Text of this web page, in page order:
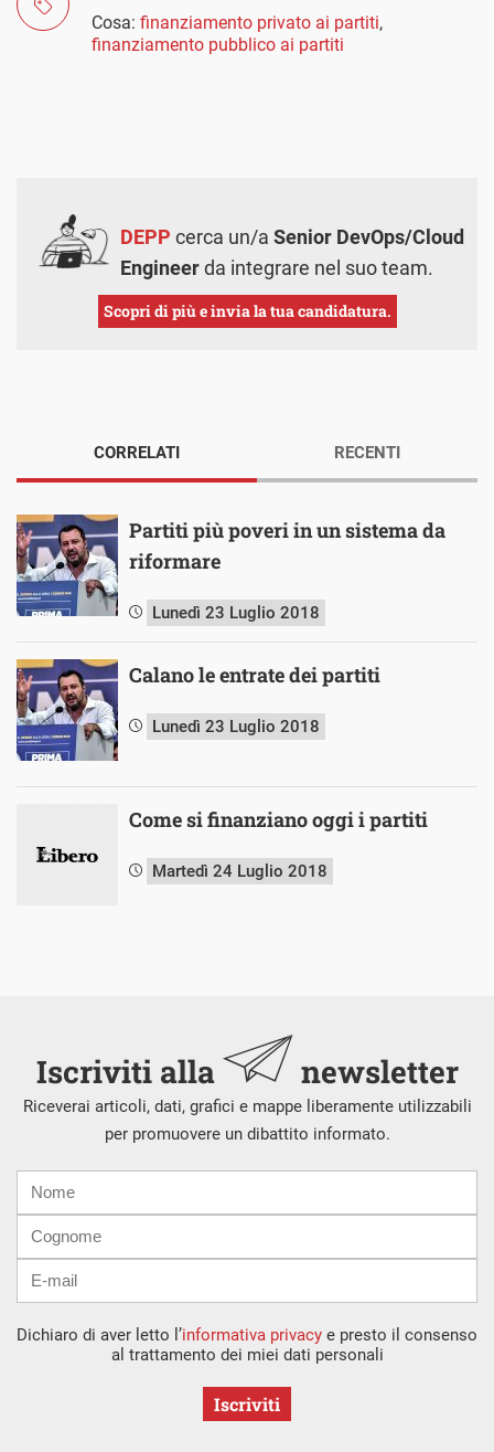
Cosa: finanziamento privato ai partiti,
finanziamento pubblico ai partiti
DEPP cerca un/a Senior DevOps/Cloud
Engineerda integrare nel suo team.
Scopri di più e invia la tua candidatura.
CORRELATI
Partiti più poveri in un sistema da
riformare
Lunedì 23 Luglio 2018
Calano le entrate dei partiti
Lunedì 23 Luglio 2018
Come si finanziano oggi i partiti
Martedì 24 Luglio 2018
RECENTI
Iscriviti alla newsletter
Riceverai articoli, dati, grafici e mappe liberamente utilizzabili
per promuovere un dibattito informato.
mail
Dichiaro di aver letto l’informativa privacy e presto il consenso
al trattamento dei miei dati personali
Iscriviti